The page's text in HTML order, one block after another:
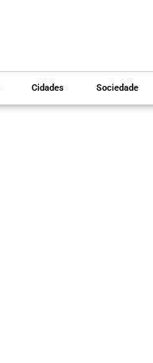
Cidades Sociedade